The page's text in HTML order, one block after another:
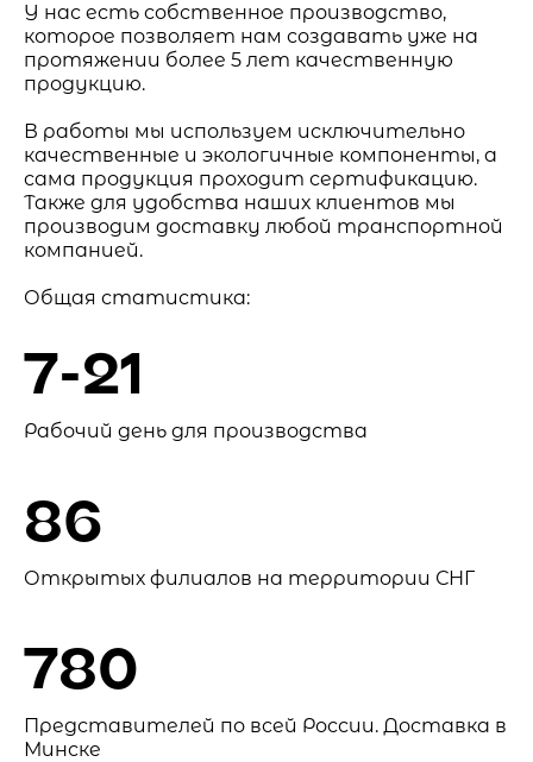
У нас есть собственное производство,
которое позволяет нам создавать уже на
протяжении более 5 лет качественную
продукцию.
В работы мы используем исключительно
качественные и экологичные компоненты, а
сама продукция проходит сертификацию.
Также для удобства наших клиентов мы
производим доставку любой транспортной
компанией.
Общая статистика:
7-21
Рабочий день для производства
86
Открытых филиалов на территории СНГ
780
Представителей по всей России. Доставка в
Минске